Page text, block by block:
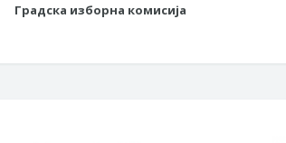
Градска изборна комисија